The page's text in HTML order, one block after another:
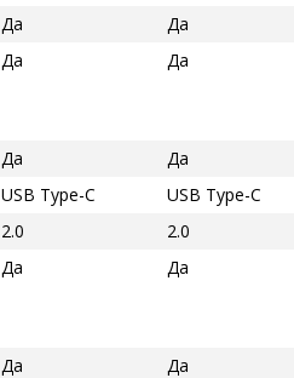
Да
Да
Да Да
Да
Да
USB Type-C
USB Type-C
2.0
2.0
Да Да
Да
Да